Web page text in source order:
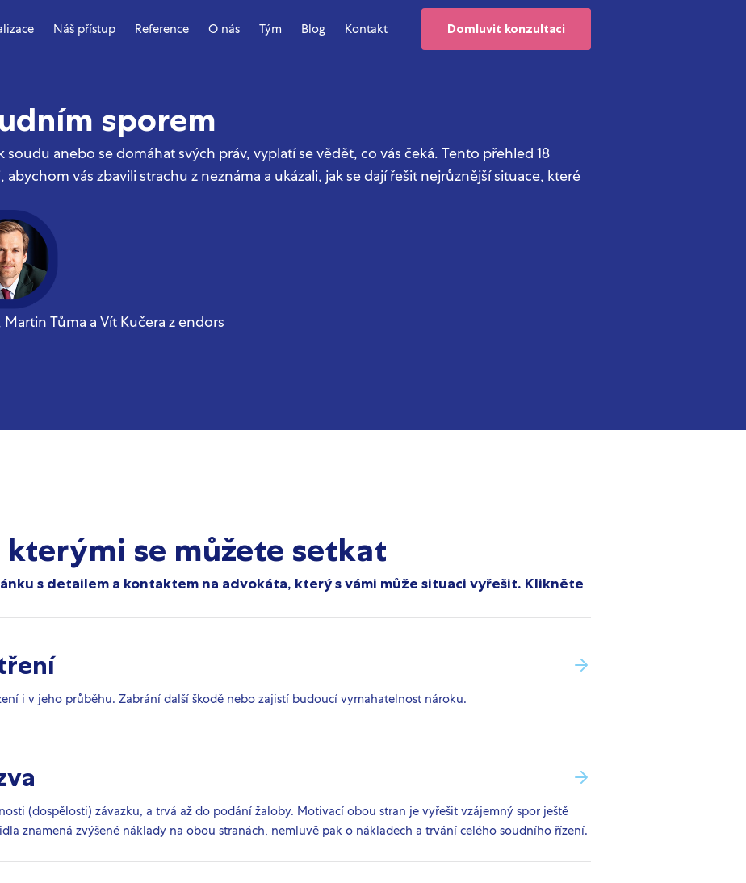
Náš přístup Reference O nás Tým Blog Kontakt Domluvit konzultaci
sporem
soudu anebo se domáhat svých práv, vyplatí se vědět, co vás čeká. Tento přehled 18
vás zbavili strachu z neznáma a ukázali, jak se dají řešit nejrůznější situace, které
Tůma a Vít Kučera z endors
kterými se můžete setkat
s detailem a kontaktem na advokáta, který s vámi může situaci vyřešit. Klikněte
i v jeho průběhu. Zabrání další škodě nebo zajistí budoucí vymahatelnost nároku.
(dospělosti) závazku, a trvá až do podání žaloby. Motivací obou stran je vyřešit vzájemný spor ještě
znamená zvýšené náklady na obou stranách, nemluvě pak o nákladech a trvání celého soudního řízení.